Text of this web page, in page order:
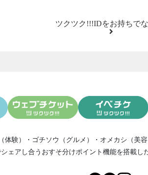
ツクツク!!!IDをお持ちで
体験） ・ ゴチソウ（グルメ） ・ オメカシ（美容
ェアし合う おすそ分けポイント機能を搭載し